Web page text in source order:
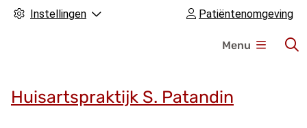
Instellingen Patiëntenomgeving
Huisartspraktijk S. Patandin
f
d
Menu